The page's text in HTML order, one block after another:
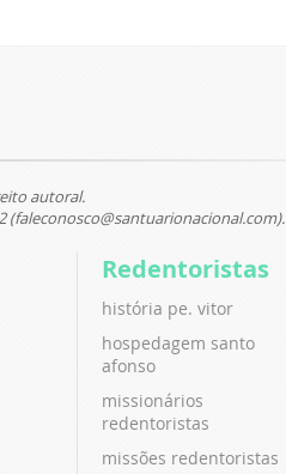
autoral.
Redentoristas
história pe. vitor
hospedagem santo
afonso
missionários
redentoristas
missões redentoristas